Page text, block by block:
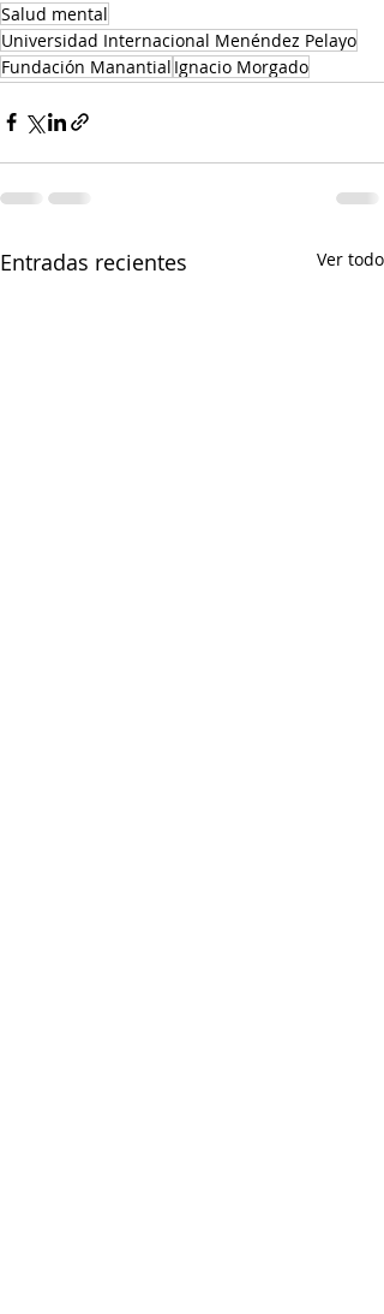
Salud mental
Universidad Internacional Menéndez Pelayo
Fundación Manantial Ignacio Morgado
Entradas recientes Ver todo